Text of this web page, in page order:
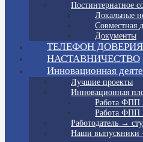
Постинтернатное
Локальные
Совместная
Документы
ТЕЛЕФОН ДОВЕРИЯ
НАСТАВНИЧЕСТВО
Инновационная
Лучшие проекты
Инновационная
Работа ФПП
Работа ФПП
Работодатель →
Наши выпускники